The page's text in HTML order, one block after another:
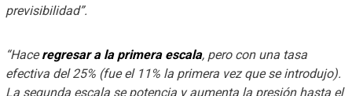
previsibilidad”.
“Haceregresar a la primera escala, pero con una tasa
efectiva del 25% (fue el 11% la primera vez que se introdujo).
La segunda escala se potencia y aumenta la presión hasta el